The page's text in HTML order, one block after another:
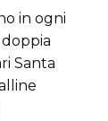
in ogni
Santa